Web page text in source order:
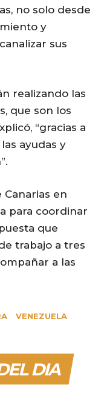
no solo desde
y
sus
realizando las
que son los
“gracias a
ayudas y
en
para coordinar
que
trabajo a tres
a las
VENEZUELA
DIA